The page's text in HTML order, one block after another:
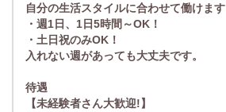
自分の生活スタイルに合わせて働けます
・週1日、1日5時間～OK！
・土日祝のみOK！
入れない週があっても大丈夫です。
待遇
【未経験者さん大歓迎!】